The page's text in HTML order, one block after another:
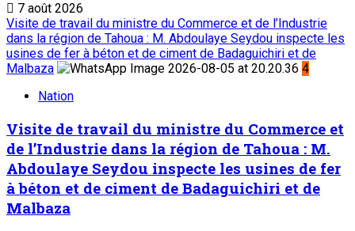
7 août 2026
Visite de travail du ministre du Commerce et de l’Industrie
dans la région de Tahoua : M. Abdoulaye Seydou inspecte les
usines de fer à béton et de ciment de Badaguichiri et de
Malbaza
4
Nation
Visite de travail du ministre du Commerce et
de l’Industrie dans la région de Tahoua : M.
Abdoulaye Seydou inspecte les usines de fer
à béton et de ciment de Badaguichiri et de
Malbaza